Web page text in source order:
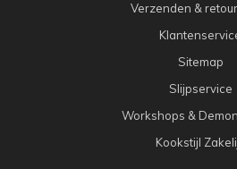
Verzenden &
Sitemap
Slijpservice
Workshops &
Kookstijl